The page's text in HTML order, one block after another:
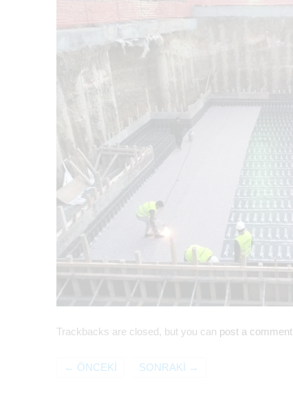
Trackbacks are closed, but you can post a comment
← ÖNCEKI SONRAKI →